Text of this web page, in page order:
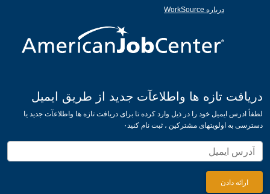
درباره WorkSource
دریافت تازه ها واطلاعآت جدید از طریق ایمیل
لطفأ ادرس ایمیل خود را در ذیل وارد کرده تا برای دریافت تازه ها واطلاعآت جدید یا
دسترسی به اولویتهای مشترکین ، ثبت نام کنید۰